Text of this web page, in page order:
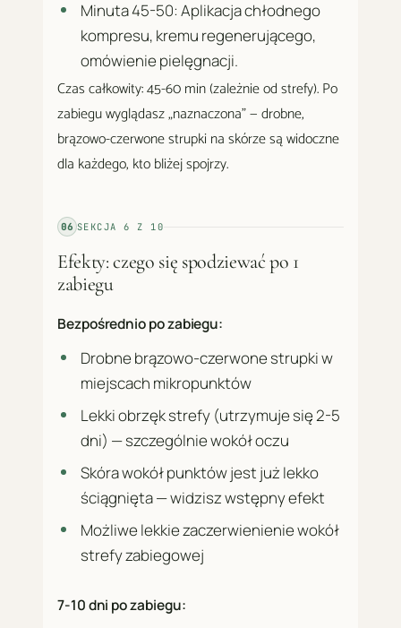
Minuta 45-50: Aplikacja chłodnego
kompresu, kremu regenerującego,
omówienie pielęgnacji.
Czas całkowity: 45-60 min (zależnie od strefy). Po
zabiegu wyglądasz „naznaczona" — drobne,
brązowo-czerwone strupki na skórze są widoczne
dla każdego, kto bliżej spojrzy.
06 SEKCJA6 Z 10
Efekty: czego się spodziewać po 1
zabiegu
Bezpośrednio po zabiegu:
Drobne brązowo-czerwone strupki w
miejscach mikropunktów
Lekki obrzęk strefy (utrzymuje się 2-5
dni) — szczególnie wokół oczu
Skóra wokół punktów jest już lekko
ściągnięta — widzisz wstępny efekt
Możliwe lekkie zaczerwienienie wokół
strefy zabiegowej
7-10 dni po zabiegu: